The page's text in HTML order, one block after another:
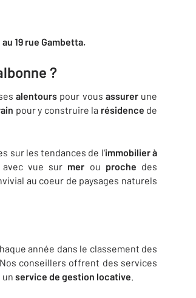
19 rue Gambetta.
?
alentours pour vous assurerune
pour y construire la résidence de
sur les tendances de l'immobilier à
avec vue sur mer ou proche des
au coeur de paysages naturels
année dans le classement des
conseillers offrent des services
un service de gestion locative